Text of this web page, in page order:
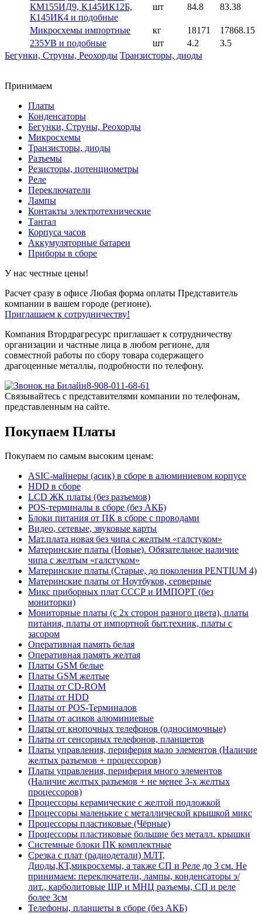
КМ155ИД9, К145ИК12Б,
К145ИК4 и подобные
шт 84.8 83.38
Микросхемы импортные кг 18171
17868.15
235УВ и подобные
шт 4.2
3.5
Бегунки, Струны, Реохорды Транзисторы, диоды
Принимаем
Платы
Конденсаторы
Бегунки, Струны, Реохорды
Микросхемы
Транзисторы, диоды
Разъемы
Резисторы, потенциометры
Реле
Переключатели
Лампы
Контакты электротехнические
Тантал
Корпуса часов
Аккумуляторные батареи
Приборы в сборе
У нас честные цены!
Расчет сразу в офисе Любая форма оплаты Представитель
компании в вашем городе (регионе).
Приглашаем к сотрудничеству!
Компания Втордрагресурс приглашает к сотрудничеству
организации и частные лица в любом регионе, для
совместной работы по сбору товара содержащего
драгоценные металлы, подробности по телефону.
8-908-011-68-61
Связывайтесь с представителями компании по телефонам,
представленным на сайте.
Покупаем Платы
Покупаем по самым высоким ценам:
ASIC-майнеры (асик) в сборе в алюминиевом корпусе
HDD в сборе
LCD ЖК платы (без разъемов)
POS-терминалы в сборе (без АКБ)
Блоки питания от ПК в сборе с проводами
Видео, сетевые, звуковые карты
Мат.плата новая без чипа с желтым «галстуком»
Материнские платы (Новые). Обязательное наличие
чипа с желтым «галстуком»
Материнские платы (Старые, до поколения PENTIUM 4)
Материнские платы от Ноутбуков, серверные
Микс приборных плат СССР и ИМПОРТ (без
мониторки)
Мониторные платы (с 2х сторон разного цвета), платы
питания, платы от импортной быт.техник, платы с
засором
Оперативная память белая
Оперативная память желтая
Платы GSM белые
Платы GSM желтые
Платы от CD-ROM
Платы от HDD
Платы от POS-Терминалов
Платы от асиков алюминиевые
Платы от кнопочных телефонов (односимочные)
Платы от сенсорных телефонов, планшетов
Платы управления, периферия мало элементов (Наличие
желтых разъемов + процессоров)
Платы управления, периферия много элементов
(Наличие желтых разъемов + не менее 3-х желтых
процессоров)
Процессоры керамические с желтой подложкой
Процессоры маленькие с металлической крышкой микс
Процессоры пластиковые (Чёрные)
Процессоры пластиковые большие без металл. крышки
Системные блоки ПК комплектные
Срезка с плат (радиодетали) МЛТ,
Диоды,КТ,микросхемы, а также СП и Реле до 3 см. Не
принимаем: переключатели, лампы, конденсаторы э/
лит., карболитовые ШР и МНЦ разъемы, СП и реле
более 3см
Телефоны, планшеты в сборе (без АКБ)